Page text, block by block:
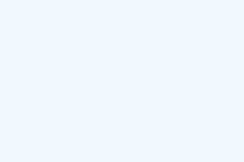
hazırlayacak onlarca eğitim seni bekliyor!